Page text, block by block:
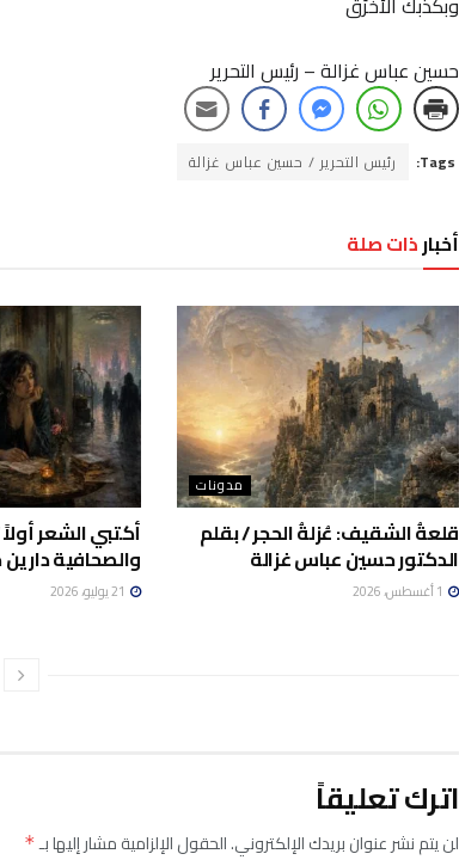
حسين عباس غزالة – رئيس التحرير
Tags: رئيس التحرير / حسين عباس غزالة
أخبارذات صلة
مدونات
قلعةُ الشقيف: عُزلةُ الحجر / بقلم
الدكتور حسين عباس غزالة
أكتبي الشعر
والصحافية
اترك تعليقاً
لن يتم نشر عنوان بريدك الإلكتروني.الحقول الإلزامية مشار إليها بـ*